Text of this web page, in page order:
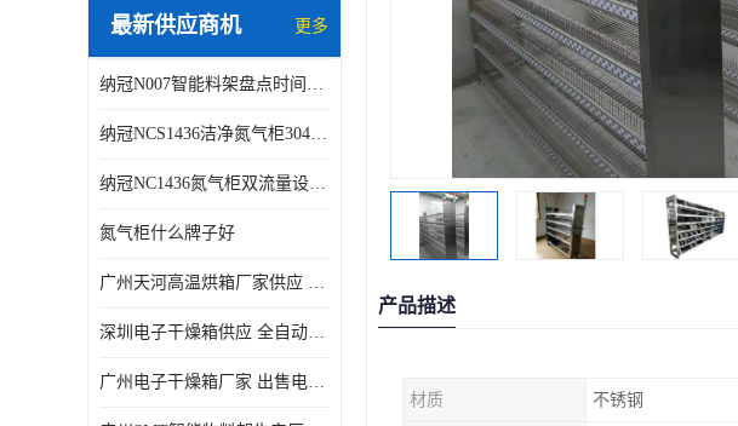
最新供应商机 更多
纳冠N007智能料架盘点时间可从2天减少到约2个小时
纳冠NCS1436洁净氮气柜304不锈钢洁净车间用
纳冠NC1436氮气柜双流量设计节约氮气
氮气柜什么牌子好
广州天河高温烘箱厂家供应 智能高温烘箱非标定制价格
深圳电子干燥箱供应 全自动恒温干燥箱厂家批发
广州电子干燥箱厂家 出售电子干燥箱优惠供应价格
产品描述
材质 不锈钢